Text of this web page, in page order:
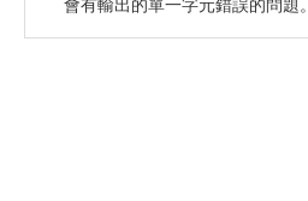
會有輸出的單一字元錯誤的問題。